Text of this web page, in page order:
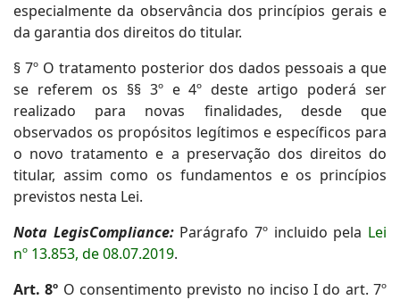
especialmente da observância dos princípios gerais e
da garantia dos direitos do titular.
§ 7º O tratamento posterior dos dados pessoais a que
se referem os §§ 3º e 4º deste artigo poderá ser
realizado para novas finalidades, desde que
observados os propósitos legítimos e específicos para
o novo tratamento e a preservação dos direitos do
titular, assim como os fundamentos e os princípios
previstos nesta Lei.
Nota LegisCompliance:Parágrafo 7º incluido pela Lei
nº 13.853, de 08.07.2019.
Art. 8º O consentimento previsto no inciso I do art. 7º